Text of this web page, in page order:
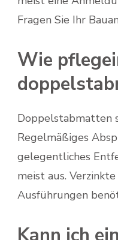
Fragen Sie Ihr
Wie
Doppelstabmatten
Regelmäßiges
gelegentliches
meist aus.
Ausführungen